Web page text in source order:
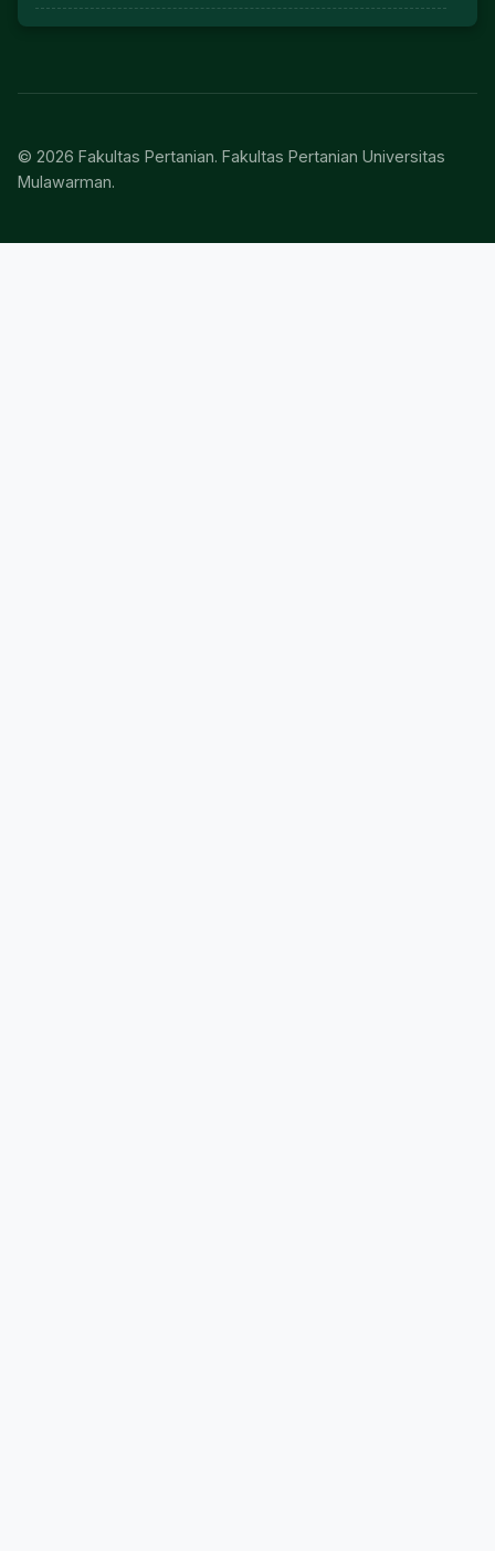
© 2026 Fakultas Pertanian. Fakultas Pertanian Universitas
Mulawarman.